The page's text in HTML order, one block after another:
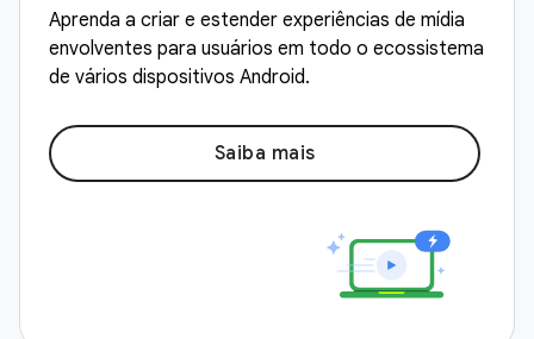
Aprenda a criar e estender experiências de mídia
envolventes para usuários em todo o ecossistema
de vários dispositivos Android.
Saiba mais